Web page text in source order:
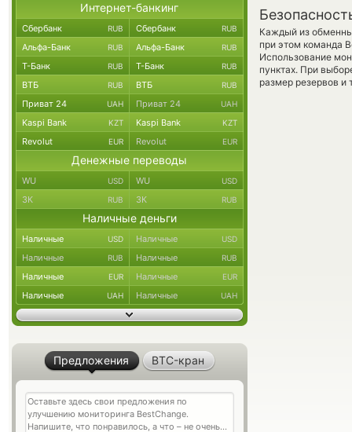
Каждый из
при этом команда
Использование
пунктах. При
размер резервов и
Интернет-банкинг
Сбербанк RUB Сбербанк RUB
Альфа-Банк RUB Альфа-Банк RUB
Т-Банк RUB Т-Банк RUB
ВТБ RUB ВТБ RUB
Приват 24 UAH Приват 24 UAH
Kaspi Bank KZT Kaspi Bank KZT
Revolut EUR Revolut EUR
Денежные переводы
WU USD WU USD
ЗК RUB ЗК RUB
Наличные деньги
Наличные USD Наличные USD
Наличные RUB Наличные RUB
Наличные EUR Наличные EUR
Наличные UAH Наличные UAH
Предложения BTC-кран